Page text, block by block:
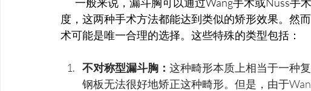
度，这两种手术方法都能达到类似的矫形效果。然
术可能是唯一合理的选择。这些特殊的类型包括：
不对称型漏斗胸： 这种畸形本质上相当于一种
钢板无法很好地矫正这种畸形。但是，由于